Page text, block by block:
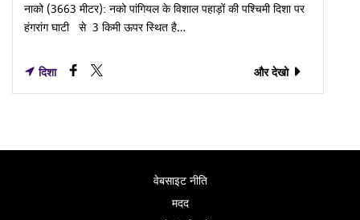
नाको (3663 मीटर): नको पांगियल के विशाल पहाड़ों की पश्चिमी दिशा पर
हंगरांग घाटी से 3 किमी ऊपर स्थित है…
दिशा और देखो
वेबसाइट नीति
मदद